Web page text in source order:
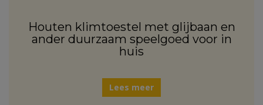
Houten klimtoestel met glijbaan en
ander duurzaam speelgoed voor in
huis
Lees meer